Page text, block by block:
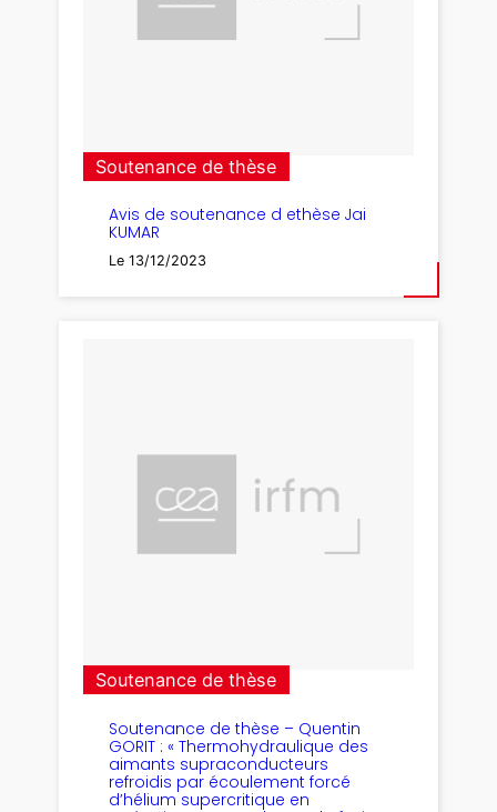
Soutenance de thèse
Avis de soutenance d ethèse Jai
KUMAR
Le 13/12/2023
Soutenance de thèse
Soutenance de thèse – Quentin
GORIT : « Thermohydraulique des
aimants supraconducteurs
refroidis par écoulement forcé
d’hélium supercritique en